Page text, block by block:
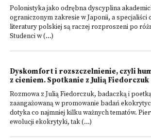
Polonistyka jako odrębna dyscyplina
ograniczonym zakresie w Japonii, a specjaliści
literatury polskiej są raczej rozproszeni po
Studenci w (...)
Dyskomfort i rozszczelnienie, czyli
z cieniem. Spotkanie z Julią Fiedorczuk
Rozmowa z Julią Fiedorczuk, badaczką i
zaangażowaną w promowanie badań
dotyka co najmniej kilku ważnych tematów.
ewolucji ekokrytyki, tak (...)